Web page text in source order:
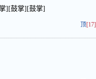
][鼓掌][鼓掌]
顶[17]